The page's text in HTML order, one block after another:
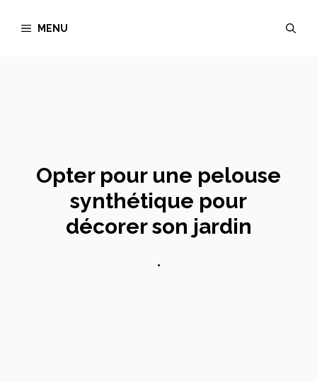
MENU
Opter pour une pelouse
synthétique pour
décorer son jardin
•